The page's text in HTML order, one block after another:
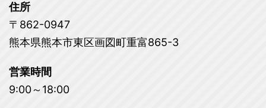
住所
〒862-0947
熊本県熊本市東区画図町重富865-3
営業時間
9:00～18:00